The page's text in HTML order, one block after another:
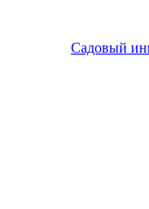
Садовый